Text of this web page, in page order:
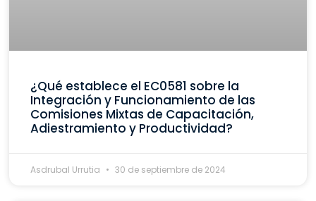
¿Qué establece el EC0581 sobre la
Integración y Funcionamiento de las
Comisiones Mixtas de Capacitación,
Adiestramiento y Productividad?
Asdrubal Urrutia 30 de septiembre de 2024